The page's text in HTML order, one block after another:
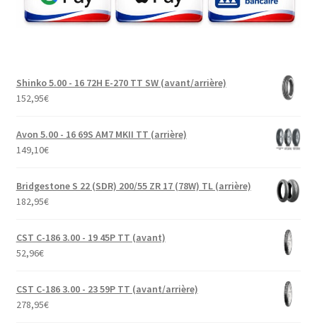
Shinko 5.00 - 16 72H E-270 TT SW (avant/arrière)
152,95€
Avon 5.00 - 16 69S AM7 MKII TT (arrière)
149,10€
Bridgestone S 22 (SDR) 200/55 ZR 17 (78W) TL (arrière)
182,95€
CST C-186 3.00 - 19 45P TT (avant)
52,96€
CST C-186 3.00 - 23 59P TT (avant/arrière)
278,95€